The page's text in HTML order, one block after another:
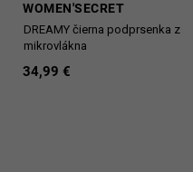
WOMEN'SECRET
DREAMY čierna podprsenka z
mikrovlákna
34,99 €